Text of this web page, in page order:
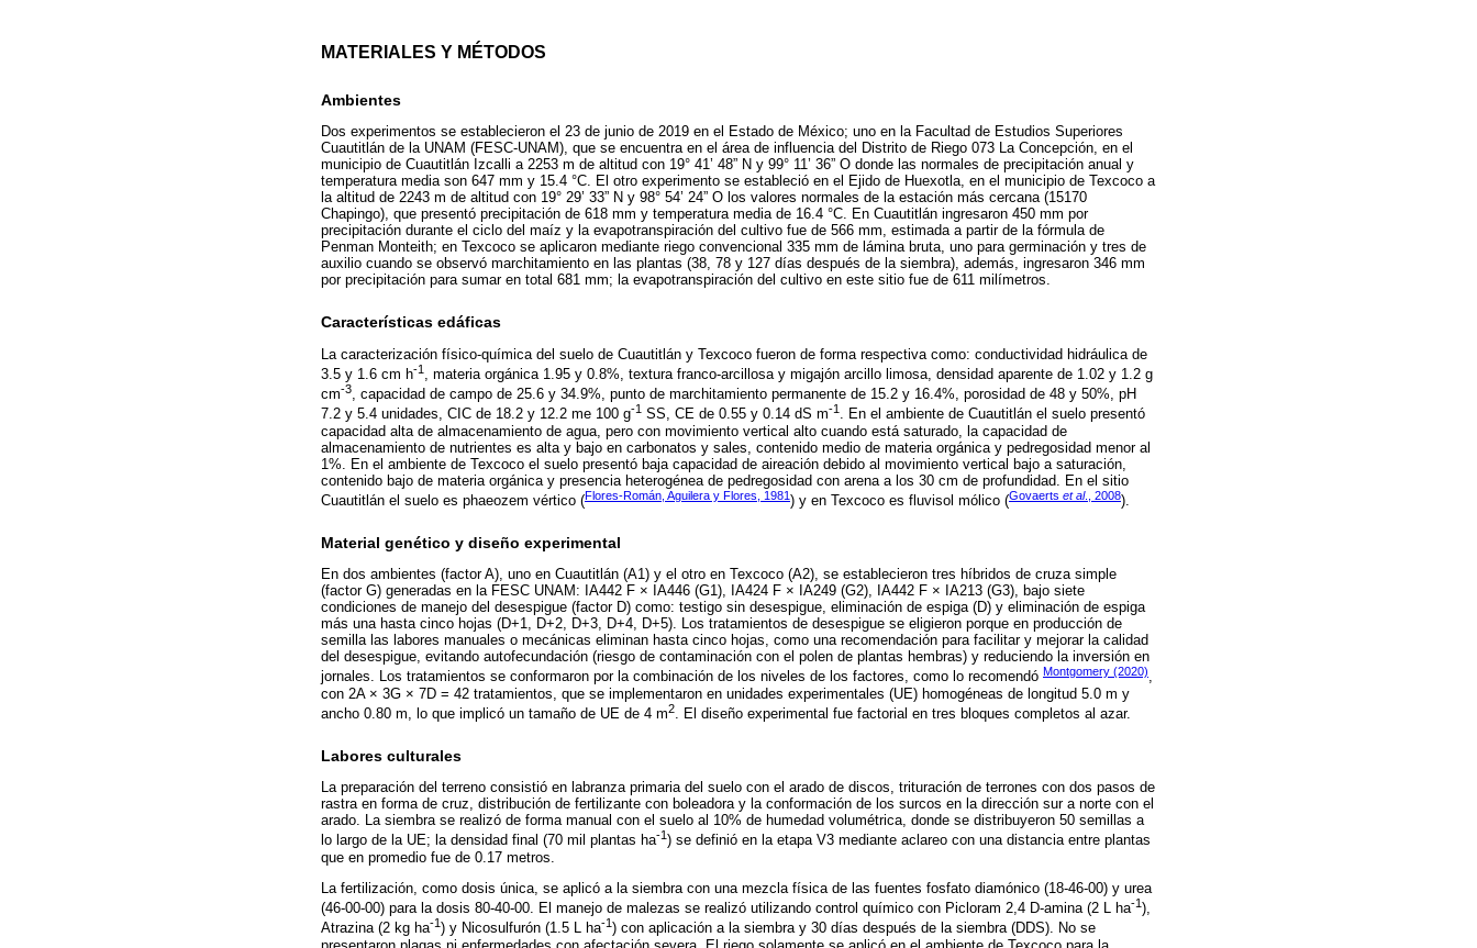
MATERIALES Y MÉTODOS
Ambientes
Dos experimentos se establecieron el 23 de junio de 2019 en el Estado de México; uno en la Facultad de Estudios Superiores
Cuautitlán de la UNAM (FESC-UNAM), que se encuentra en el área de influencia del Distrito de Riego 073 La Concepción, en el
municipio de Cuautitlán Izcalli a 2253 m de altitud con 19° 41’ 48” N y 99° 11’ 36” O donde las normales de precipitación anual y
temperatura media son 647 mm y 15.4 °C. El otro experimento se estableció en el Ejido de Huexotla, en el municipio de Texcoco a
la altitud de 2243 m de altitud con 19° 29’ 33” N y 98° 54’ 24” O los valores normales de la estación más cercana (15170
Chapingo), que presentó precipitación de 618 mm y temperatura media de 16.4 °C. En Cuautitlán ingresaron 450 mm por
precipitación durante el ciclo del maíz y la evapotranspiración del cultivo fue de 566 mm, estimada a partir de la fórmula de
Penman Monteith; en Texcoco se aplicaron mediante riego convencional 335 mm de lámina bruta, uno para germinación y tres de
auxilio cuando se observó marchitamiento en las plantas (38, 78 y 127 días después de la siembra), además, ingresaron 346 mm
por precipitación para sumar en total 681 mm; la evapotranspiración del cultivo en este sitio fue de 611 milímetros.
Características edáficas
La caracterización físico-química del suelo de Cuautitlán y Texcoco fueron de forma respectiva como: conductividad hidráulica de
3.5 y 1.6 cm h-1
, materia orgánica 1.95 y 0.8%, textura franco-arcillosa y migajón arcillo limosa, densidad aparente de 1.02 y 1.2 g
cm-3, capacidad de campo de 25.6 y 34.9%, punto de marchitamiento permanente de 15.2 y 16.4%, porosidad de 48 y 50%, pH
7.2 y 5.4 unidades, CIC de 18.2 y 12.2 me 100 g-1 SS, CE de 0.55 y 0.14 dS m-1 . En el ambiente de Cuautitlán el suelo presentó
capacidad alta de almacenamiento de agua, pero con movimiento vertical alto cuando está saturado, la capacidad de
almacenamiento de nutrientes es alta y bajo en carbonatos y sales, contenido medio de materia orgánica y pedregosidad menor al
1%. En el ambiente de Texcoco el suelo presentó baja capacidad de aireación debido al movimiento vertical bajo a saturación,
contenido bajo de materia orgánica y presencia heterogénea de pedregosidad con arena a los 30 cm de profundidad. En el sitio
Cuautitlán el suelo es phaeozem vértico (Flores-Román, Aguilera y Flores, 1981) y en Texcoco es fluvisol mólico (Govaerts et al., 2008).
Material genético y diseño experimental
En dos ambientes (factor A), uno en Cuautitlán (A1) y el otro en Texcoco (A2), se establecieron tres híbridos de cruza simple
(factor G) generadas en la FESC UNAM: IA442 F × IA446 (G1), IA424 F × IA249 (G2), IA442 F × IA213 (G3), bajo siete
condiciones de manejo del desespigue (factor D) como: testigo sin desespigue, eliminación de espiga (D) y eliminación de espiga
más una hasta cinco hojas (D+1, D+2, D+3, D+4, D+5). Los tratamientos de desespigue se eligieron porque en producción de
semilla las labores manuales o mecánicas eliminan hasta cinco hojas, como una recomendación para facilitar y mejorar la calidad
del desespigue, evitando autofecundación (riesgo de contaminación con el polen de plantas hembras) y reduciendo la inversión en
jornales. Los tratamientos se conformaron por la combinación de los niveles de los factores, como lo recomendó Montgomery (2020),
con 2A × 3G × 7D = 42 tratamientos, que se implementaron en unidades experimentales (UE) homogéneas de longitud 5.0 m y
ancho 0.80 m, lo que implicó un tamaño de UE de 4 m2. El diseño experimental fue factorial en tres bloques completos al azar.
Labores culturales
La preparación del terreno consistió en labranza primaria del suelo con el arado de discos, trituración de terrones con dos pasos de
rastra en forma de cruz, distribución de fertilizante con boleadora y la conformación de los surcos en la dirección sur a norte con el
arado. La siembra se realizó de forma manual con el suelo al 10% de humedad volumétrica, donde se distribuyeron 50 semillas a
lo largo de la UE; la densidad final (70 mil plantas ha-1 ) se definió en la etapa V3 mediante aclareo con una distancia entre plantas
que en promedio fue de 0.17 metros.
La fertilización, como dosis única, se aplicó a la siembra con una mezcla física de las fuentes fosfato diamónico (18-46-00) y urea
(46-00-00) para la dosis 80-40-00. El manejo de malezas se realizó utilizando control químico con Picloram 2,4 D-amina (2 L ha-1),
Atrazina (2 kg ha-1 ) y Nicosulfurón (1.5 L ha-1 ) con aplicación a la siembra y 30 días después de la siembra (DDS). No se